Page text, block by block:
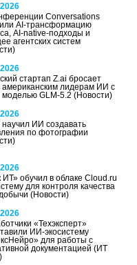
Conversations
AI-трансформацию
AI-native-подходы и
агентских систем
стартап Z.ai бросает
американским лидерам ИИ с
моделью GLM-5.2(Новости)
научил ИИ создавать
по фотографии
ИТ» обучил в облаке Cloud.ru
для контроля качества
(Новости)
«Техэксперт»
ИИ-экосистему
для работы с
документацией(ИТ